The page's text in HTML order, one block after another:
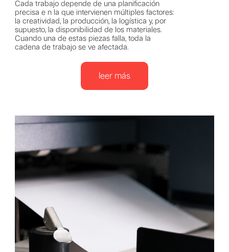
Cada trabajo depende de una planificación
precisa e n la que intervienen múltiples factores:
la creatividad, la producción, la logística y, por
supuesto, la disponibilidad de los materiales.
Cuando una de estas piezas falla, toda la
cadena de trabajo se ve afectada.
leer más